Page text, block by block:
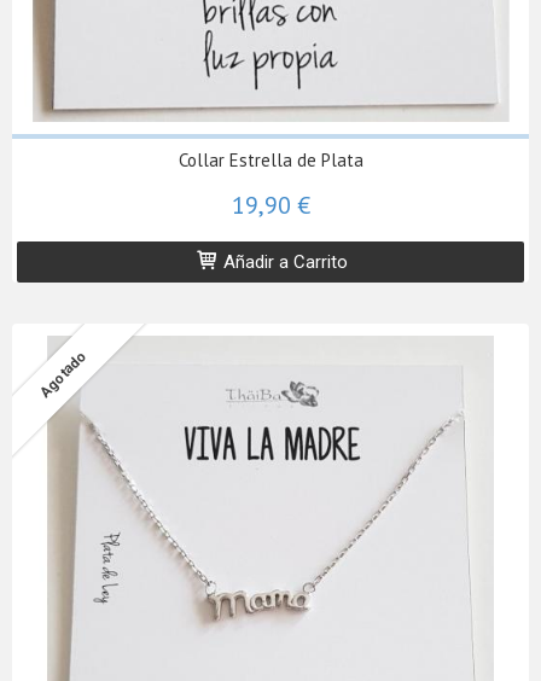
Collar Estrella de Plata
19,90 €
Añadir a Carrito
Agotado